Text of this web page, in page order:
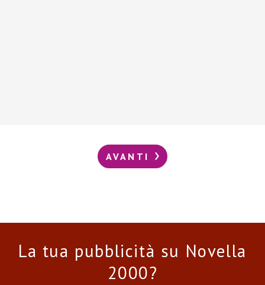
AVANTI
La tua pubblicità su Novella
2000?